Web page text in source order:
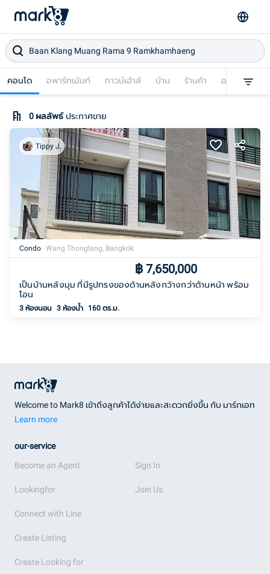
คอนโด อพาร์ทเม้นท์ ทาวน์เฮ้าส์ บ้าน ร้านค้า อาคารพาณิช
0ผลลัพธ์ ประกาศขาย
Tippy J.
Condo Wang Thonglang, Bangkok
฿ 7,650,000
เป็นบ้านหลังมุม ที่มีรูปทรงของด้านหลังกว้างกว่าด้านหน้า พร้อม
โอน
3 ห้องนอน 3 ห้องน้ำ 160 ตร.ม.
Welcome to Mark8 เข้าถึงลูกค้าได้ง่ายและสะดวกยิ่งขึ้น กับ มาร์กเอท
Learn more
our-service
Become an Agent
Lookingfor
Connect with Line
Create Listing
Create Looking for
Sign In
Join Us